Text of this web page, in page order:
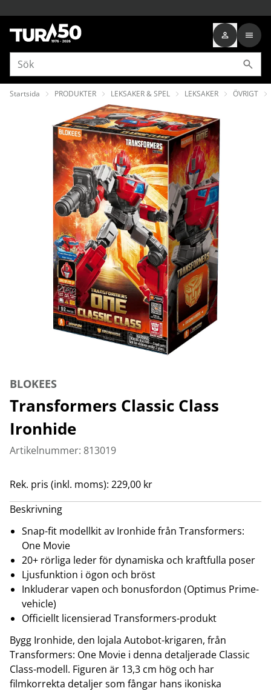
Startsida PRODUKTER LEKSAKER & SPEL LEKSAKER ÖVRIGT
BLOKEES
Transformers Classic Class
Ironhide
Artikelnummer: 813019
Rek. pris (inkl. moms): 229,00 kr
Beskrivning
Snap-fit modellkit av Ironhide från Transformers:
One Movie
20+ rörliga leder för dynamiska och kraftfulla poser
Ljusfunktion i ögon och bröst
Inkluderar vapen och bonusfordon (Optimus Prime-
vehicle)
Officiellt licensierad Transformers-produkt
Bygg Ironhide, den lojala Autobot-krigaren, från
Transformers: One Movie i denna detaljerade Classic
Class-modell. Figuren är 13,3 cm hög och har
filmkorrekta detaljer som fångar hans ikoniska